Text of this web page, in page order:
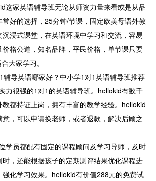
这家英语辅导班无论从师资力量来看或是从品
常好的选择，25分钟/节课，固定欧美母语外教
浸式课堂，在英语环境中学习和交流，容易
格公道，知名品牌，平民价格，单节课只要
大家学习。
导英语哪家好？中小学1对1英语辅导班推荐
很强的1对1的英语辅导班。hellokid有数千
都持证上岗，拥有丰富的教学经验。hellokid
，可以申请换老师，或者退款，解决后顾之
员都配有固定的课程顾问及学习导师，及时
时，还能根据孩子的定期测评结果优化课程进
强化学习效果。hellokid有价值288元的免费试